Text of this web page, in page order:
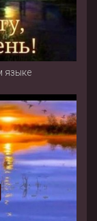
языке